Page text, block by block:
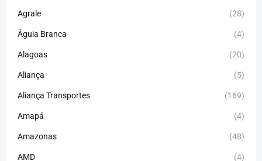
Agrale (28)
Águia Branca (4)
Alagoas (20)
Aliança (5)
Aliança Transportes (169)
Amapá (4)
Amazonas (48)
AMD (4)